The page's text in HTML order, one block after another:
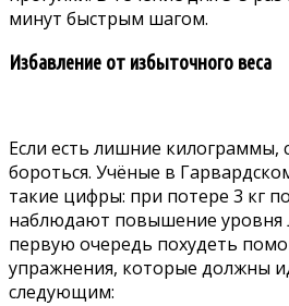
минут быстрым шагом.
Избавление от избыточного веса
Если есть лишние килограммы,
бороться. Учёные в
такие цифры: при потере 3 кг
наблюдают повышение уровня
первую очередь похудеть
упражнения, которые должны
следующим: